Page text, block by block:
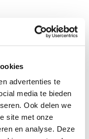
advertenties te
media te bieden
Ook delen we
site met onze
en analyse. Deze